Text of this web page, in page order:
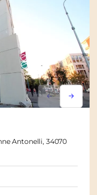
Lorem ipsum
Lorem
Antonelli, 34070